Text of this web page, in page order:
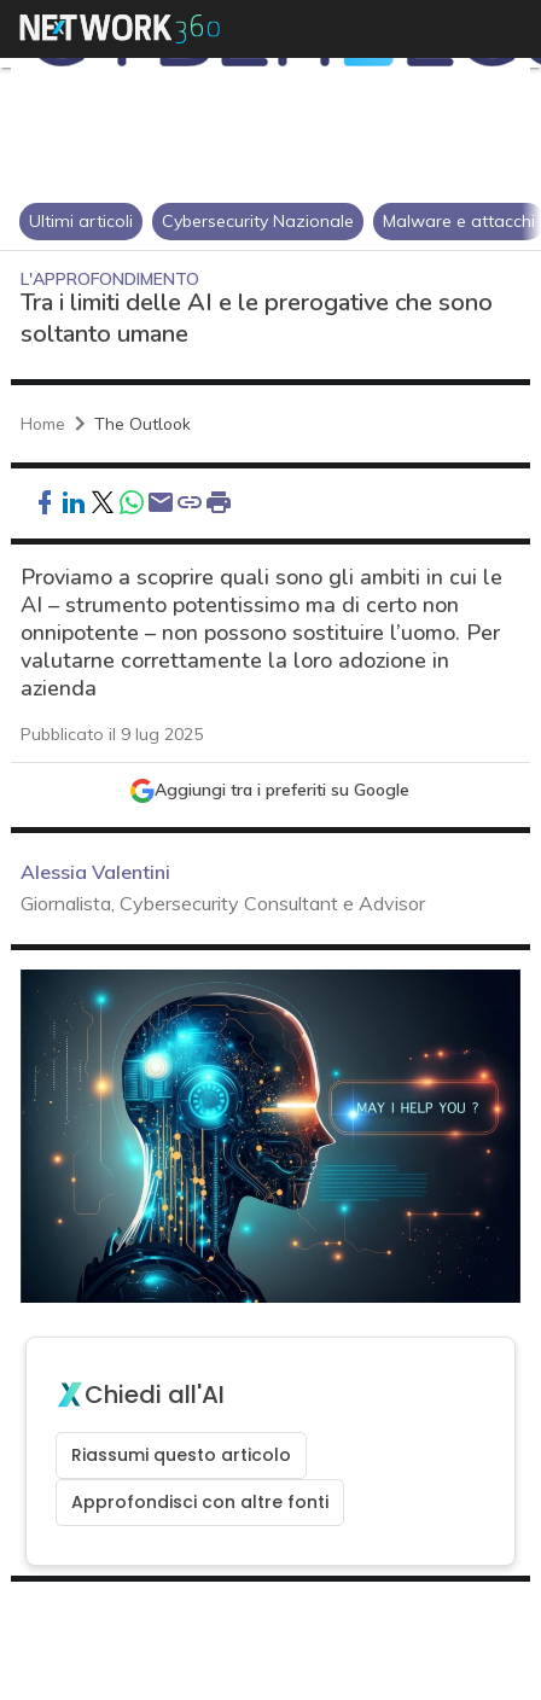
Ultimi articoli Cybersecurity Nazionale Malware e attacchi
L'APPROFONDIMENTO
Tra i limiti delle AI e le prerogative che sono
soltanto umane
Home The Outlook
Proviamo a scoprire quali sono gli ambiti in cui le
AI – strumento potentissimo ma di certo non
onnipotente – non possono sostituire l’uomo. Per
valutarne correttamente la loro adozione in
azienda
Pubblicato il 9 lug 2025
Aggiungi tra i preferiti su Google
Alessia Valentini
Giornalista, Cybersecurity Consultant e Advisor
Chiedi all'AI
Riassumi questo articolo
Approfondisci con altre fonti